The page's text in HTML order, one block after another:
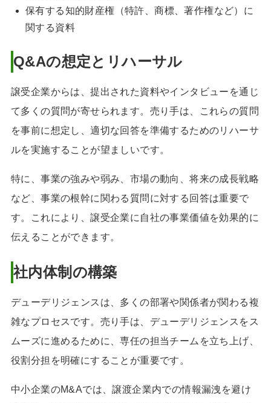
保有する知的財産権（特許、商標、著作権など）に
関する資料
Q&Aの想定とリハーサル
譲受企業からは、提出された資料やインタビューを通じ
て多くの質問が寄せられます。売り手は、これらの質問
を事前に想定し、適切な回答を準備するためのリハーサ
ルを実施することが望ましいです。
特に、事業の強みや弱み、市場の動向、将来の成長戦略
など、事業の根幹に関わる質問に対する回答は重要で
す。これにより、譲受企業に自社の事業価値を効果的に
伝えることができます。
社内体制の構築
デューデリジェンスは、多くの部署や関係者が関わる複
雑なプロセスです。売り手は、デューデリジェンスをス
ムーズに進めるために、専任の担当チームを立ち上げ、
役割分担を明確にすることが重要です。
中小企業のM&Aでは、譲渡企業内での情報漏洩を避け